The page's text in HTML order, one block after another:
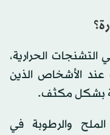
التشنجات الحرارية،
الأشخاص الذين
بشكل مكثف.
والرطوبة في